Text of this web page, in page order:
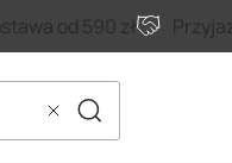
od 590 zł
WyczyśćSzukaj